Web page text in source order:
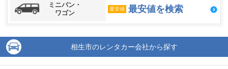
ミニバン・
ワゴン
最安値 最安値を検索
相生市のレンタカー会社から探す